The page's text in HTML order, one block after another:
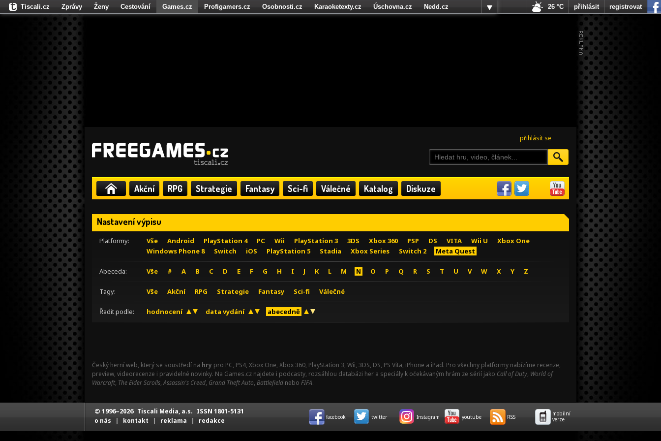
přihlásit se
Akční RPG Strategie Fantasy Sci-fi Válečné Katalog Diskuze
Nastavení výpisu
Platformy: Vše Android PlayStation 4 PC Wii PlayStation 3 3DS Xbox 360 PSP DS VITA Wii U
Xbox One
Windows Phone 8
Switch iOS PlayStation 5 Stadia Xbox Series Switch 2 Meta Quest
Abeceda: Vše # A B C D E F G H I J K L M N O P Q R S T U V W X Y Z
Tagy: Vše Akční RPG Strategie Fantasy Sci-fi Válečné
Řadit podle: hodnocení data vydání abecedně
Český herní web, který se soustředí na hry pro PC, PS4, Xbox One, Xbox 360, PlayStation 3, Wii, 3DS, DS, PS Vita, iPhone a iPad. Pro všechny platformy nabízíme recenze,
preview, videorecenze i pravidelné novinky. Na Games.cz najdete i podcasty, rozsáhlou databázi her a speciály k očekávaným hrám ze sérií jako Call of Duty, World of
Warcraft, The Elder Scrolls,Assassin's Creed, Grand Theft Auto, Battlefield nebo FIFA.
Tiscali.cz Zprávy Ženy Cestování Games.cz Profigamers.cz Osobnosti.cz Karaoketexty.cz Úschovna.cz
Nedd.cz
Fights.cz
26 °C přihlásit registrovat
© 1996–2026 Tiscali Media, a.s. ISSN 1801-5131
o nás | kontakt | reklama | redakce facebook twitter Instagram youtube RSS
mobilní
verze